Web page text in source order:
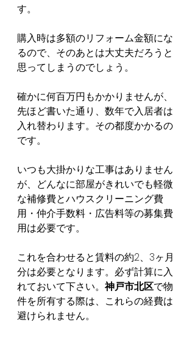
す。
購入時は多額のリフォーム金額にな
るので、そのあとは大丈夫だろうと
思ってしまうのでしょう。
確かに何百万円もかかりませんが、
先ほど書いた通り、数年で入居者は
入れ替わります。その都度かかるの
です。
いつも大掛かりな工事はありません
が、どんなに部屋がきれいでも軽微
な補修費とハウスクリーニング費
用・仲介手数料・広告料等の募集費
用は必要です。
これを合わせると賃料の約2、3ヶ月
分は必要となります。必ず計算に入
れておいて下さい。神戸市北区で物
件を所有する際は、これらの経費は
避けられません。